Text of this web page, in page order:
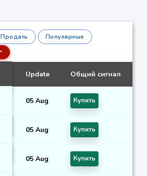
Продать
Популярные
Update Общий сигнал
05 Aug Купить
05 Aug Купить
05 Aug Купить